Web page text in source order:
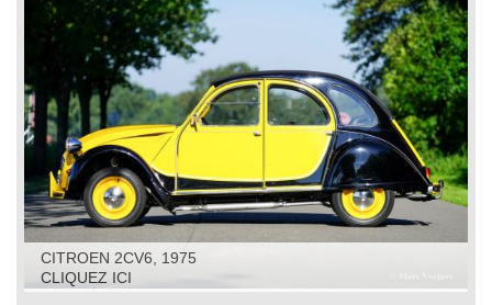
CITROEN 2CV6, 1975
CLIQUEZ ICI